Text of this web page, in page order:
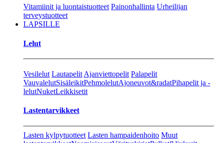
Vitamiinit ja luontaistuotteet Painonhallinta Urheilijan
terveystuotteet
LAPSILLE
Lelut
Vesilelut Lautapelit Ajanviettopelit Palapelit
VauvalelutSisäleikitPehmolelutAjoneuvot&radatPihapelit ja -
lelutNuketLeikkisetit
Lastentarvikkeet
Lasten kylpytuotteet Lasten hampaidenhoito Muut